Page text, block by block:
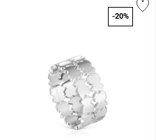
-20%